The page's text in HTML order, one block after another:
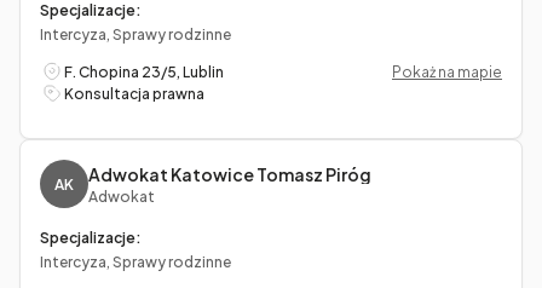
Specjalizacje:
Intercyza, Sprawy rodzinne
F. Chopina 23/5, Lublin
Pokaż na mapie
Konsultacja prawna
AK Adwokat Katowice Tomasz Piróg
Adwokat
Specjalizacje:
Intercyza, Sprawy rodzinne